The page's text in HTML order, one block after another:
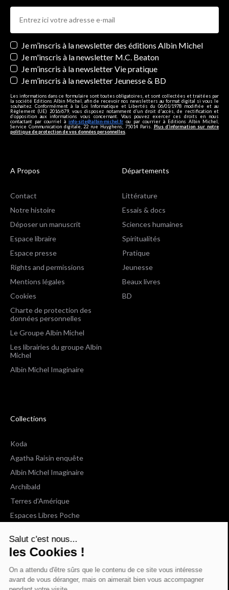
Salut c'est nous...
les Cookies !
On a attendu d'être sûrs que le contenu de ce site vous intéresse
avant de vous déranger, mais on aimerait bien vous accompagner
Newsletters
Je m’inscris à la newsletter des éditions Albin Michel
Je m'inscris à la newsletter M.C. Beaton
Je m’inscris à la newsletter Vie pratique
Je m’inscris à la newsletter Jeunesse & BD
Les informations dans ce formulaire sont toutes obligatoires, et sont collectées et traitées par
la société Editions Albin Michel, afin de recevoir nos newsletters au format digital si vous le
souhaitez. Conformément à la Loi Informatique et Libertés du 06/01/1978 modifiée et au
Règlement (UE) 2016/679, vous disposez notamment d'un droit d'accès, de rectification et
d’opposition aux informations vous concernant. Vous pouvez exercer ces droits en nous
contactant par courriel à info-site@albin-michel.fr ou par courrier à Editions Albin Michel,
Service Communication digitale, 22 rue Huyghens, 75014 Paris. Plus d’information sur notre
politique de protection de vos données personnelles
A Propos
Contact
Notre histoire
Déposer un manuscrit
Espace libraire
Espace presse
Rights and permissions
Mentions légales
Cookies
Charte de protection des
données personnelles
Le Groupe Albin Michel
Les librairies du groupe Albin
Michel
Albin Michel Imaginaire
Départements
Littérature
Essais & docs
Sciences humaines
Spiritualités
Pratique
Jeunesse
Beaux livres
BD
Collections
Koda
Agatha Raisin enquête
Albin Michel Imaginaire
Archibald
Terres d'Amérique
Espaces Libres Poche
Wiz
Voir toutes les collections
Nous suivre